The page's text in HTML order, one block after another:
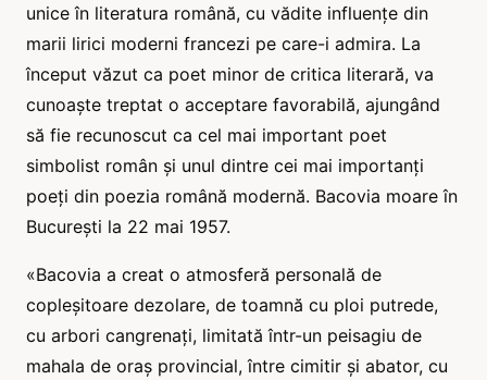
unice în literatura română, cu vădite influențe din
marii lirici moderni francezi pe care-i admira. La
început văzut ca poet minor de critica literară, va
cunoaște treptat o acceptare favorabilă, ajungând
să fie recunoscut ca cel mai important poet
simbolist român și unul dintre cei mai importanți
poeți din poezia română modernă. Bacovia moare în
București la 22 mai 1957.
«Bacovia a creat o atmosferă personală de
copleșitoare dezolare, de toamnă cu ploi putrede,
cu arbori cangrenați, limitată într-un peisagiu de
mahala de oraș provincial, între cimitir și abator, cu